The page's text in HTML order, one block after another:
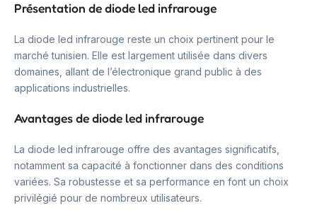
Présentation de diode led infrarouge
La diode led infrarouge reste un choix pertinent pour le
marché tunisien. Elle est largement utilisée dans divers
domaines, allant de l’électronique grand public à des
applications industrielles.
Avantages de diode led infrarouge
La diode led infrarouge offre des avantages significatifs,
notamment sa capacité à fonctionner dans des conditions
variées. Sa robustesse et sa performance en font un choix
privilégié pour de nombreux utilisateurs.